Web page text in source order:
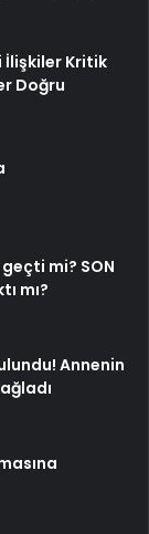
İlişkiler Kritik
Doğru
mi? SON
mı?
Annenin